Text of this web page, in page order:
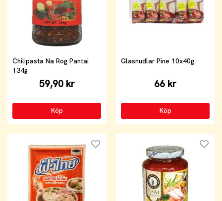
Chilipasta Na Rog Pantai
134g
59,90 kr
Köp
Glasnudlar Pine 10x40g
66 kr
Köp